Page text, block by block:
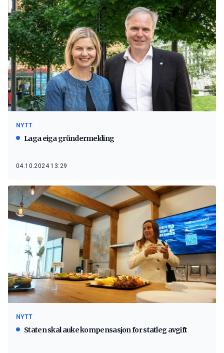
NYTT
Laga eiga gründermelding
04.10.2024 13:29
NYTT
Staten skal auke kompensasjon for statleg avgift